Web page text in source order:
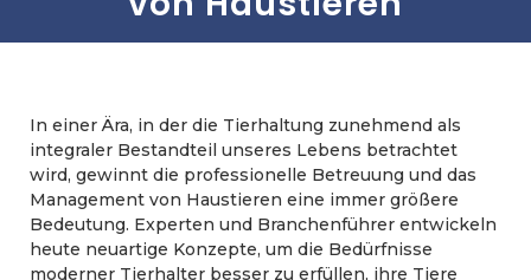
In einer Ära, in der die Tierhaltung zunehmend als
integraler Bestandteil unseres Lebens betrachtet
wird, gewinnt die professionelle Betreuung und das
Management von Haustieren eine immer größere
Bedeutung. Experten und Branchenführer entwickeln
heute neuartige Konzepte, um die Bedürfnisse
moderner Tierhalter besser zu erfüllen, ihre Tiere